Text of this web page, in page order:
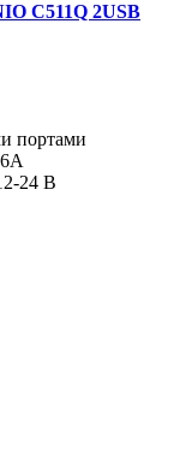
C511Q 2USB
портами
24 В